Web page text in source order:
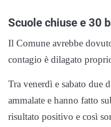
Scuole chiuse e 30
Il Comune avrebbe
contagio è dilagato
Tra venerdì e sabato due
ammalate e hanno fatto
risultato positivo e così